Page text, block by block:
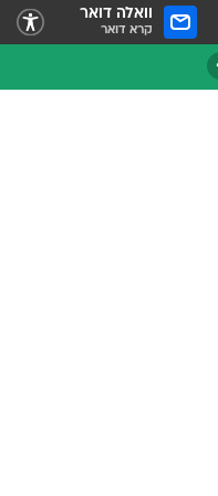
וואלה דואר
קרא דואר